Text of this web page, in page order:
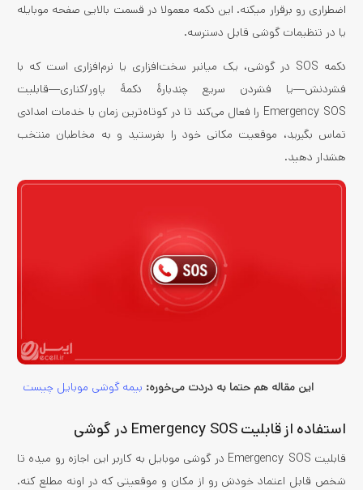
اضطراری رو برقرار میکنه. این دکمه معمولا در قسمت بالایی صفحه موبایله
یا در تنظیمات گوشی قابل دسترسه.
دکمه SOS در گوشی، یک میانبر سخت‌افزاری یا نرم‌افزاری است که با
فشردنش—یا فشردن سریع چندبارهٔ دکمهٔ پاور/کناری—قابلیت
Emergency SOS را فعال می‌کند تا در کوتاه‌ترین زمان با خدمات امدادی
تماس بگیرید، موقعیت مکانی خود را بفرستید و به مخاطبان منتخب
هشدار دهید.
این مقاله هم حتما به دردت می‌خوره: بیمه گوشی موبایل چیست
استفاده از قابلیت Emergency SOS در گوشی
قابلیت Emergency SOS در گوشی موبایل به کاربر این اجازه رو میده تا
شخص قابل اعتماد خودش رو از مکان و موقعیتی که در اونه مطلع کنه.